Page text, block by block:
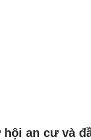
hội an cư và